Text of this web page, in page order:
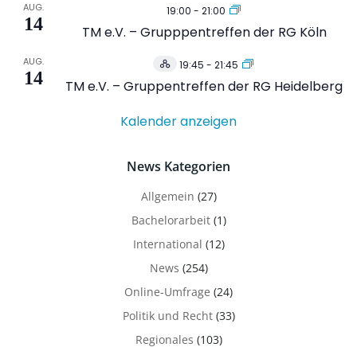
AUG.
14
19:00 - 21:00
TM e.V. – Grupppentreffen der RG Köln
AUG.
14
Hybrid
Veranstaltung
19:45 - 21:45
TM e.V. – Gruppentreffen der RG Heidelberg
Kalender anzeigen
News Kategorien
Allgemein (27)
Bachelorarbeit(1)
International (12)
News (254)
Online-Umfrage (24)
Politik und Recht(33)
Regionales (103)